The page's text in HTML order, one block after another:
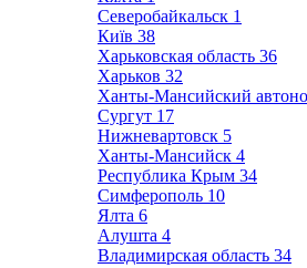
Северобайкальск 1
Київ 38
Харьковская область 36
Харьков 32
Ханты-Мансийский
Сургут 17
Нижневартовск 5
Ханты-Мансийск 4
Республика Крым 34
Симферополь 10
Ялта 6
Алушта 4
Владимирская область 34